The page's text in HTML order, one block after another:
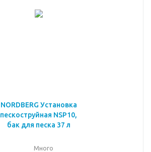
NORDBERG Установка
пескоструйная NSP10,
бак для песка 37 л
Много